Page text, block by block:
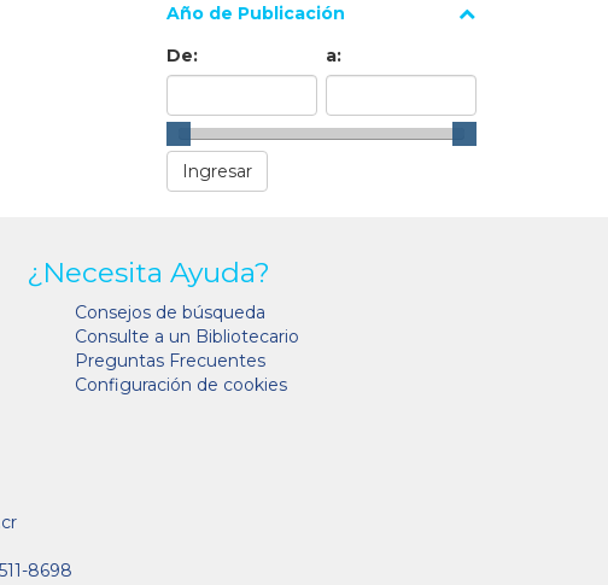
Año de Publicación
De:
a:
¿Necesita Ayuda?
Consejos de búsqueda
Consulte a un Bibliotecario
Preguntas Frecuentes
Configuración de cookies
8698